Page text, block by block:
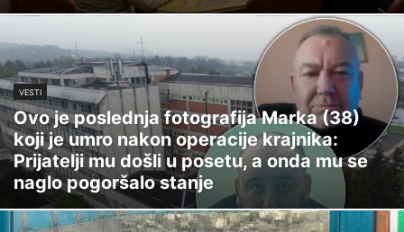
VESTI
Ovo je poslednja fotografija Marka (38)
koji je umro nakon operacije krajnika:
Prijatelji mu došli u posetu, a onda mu se
naglo pogoršalo stanje